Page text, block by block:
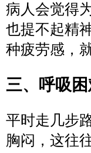
病人会觉得
也提不起精
种疲劳感，
三、呼吸
平时走几步
胸闷，这往